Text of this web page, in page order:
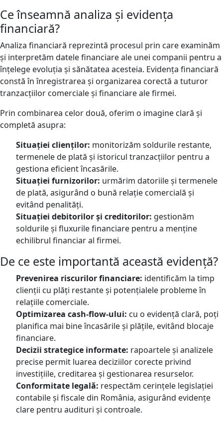
Ce înseamnă analiza și evidența
financiară?
Analiza financiară reprezintă procesul prin care examinăm
și interpretăm datele financiare ale unei companii pentru a
înțelege evoluția și sănătatea acesteia. Evidența financiară
constă în înregistrarea și organizarea corectă a tuturor
tranzacțiilor comerciale și financiare ale firmei.
Prin combinarea celor două, oferim o imagine clară și
completă asupra:
Situației clienților: monitorizăm soldurile restante,
termenele de plată și istoricul tranzacțiilor pentru a
gestiona eficient încasările.
Situației furnizorilor: urmărim datoriile și termenele
de plată, asigurând o bună relație comercială și
evitând penalități.
Situației debitorilor și creditorilor: gestionăm
soldurile și fluxurile financiare pentru a menține
echilibrul financiar al firmei.
De ce este importantă această evidență?
Prevenirea riscurilor financiare: identificăm la timp
clienții cu plăți restante și potențialele probleme în
relațiile comerciale.
Optimizarea cash-flow-ului: cu o evidență clară, poți
planifica mai bine încasările și plățile, evitând blocaje
financiare.
Decizii strategice informate: rapoartele și analizele
precise permit luarea deciziilor corecte privind
investițiile, creditarea și gestionarea resurselor.
Conformitate legală: respectăm cerințele legislației
contabile și fiscale din România, asigurând evidențe
clare pentru audituri și controale.